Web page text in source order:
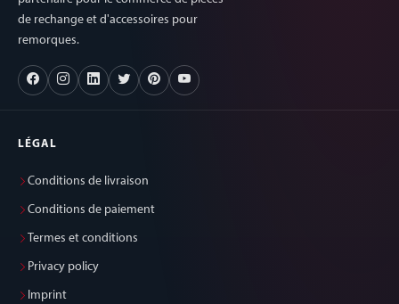
de rechange et d'accessoires pour
remorques.
LÉGAL
Conditions de livraison
Conditions de paiement
Termes et conditions
Privacy policy
Imprint